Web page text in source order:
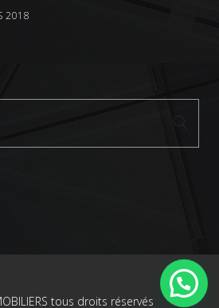
2018
tous droits réservés